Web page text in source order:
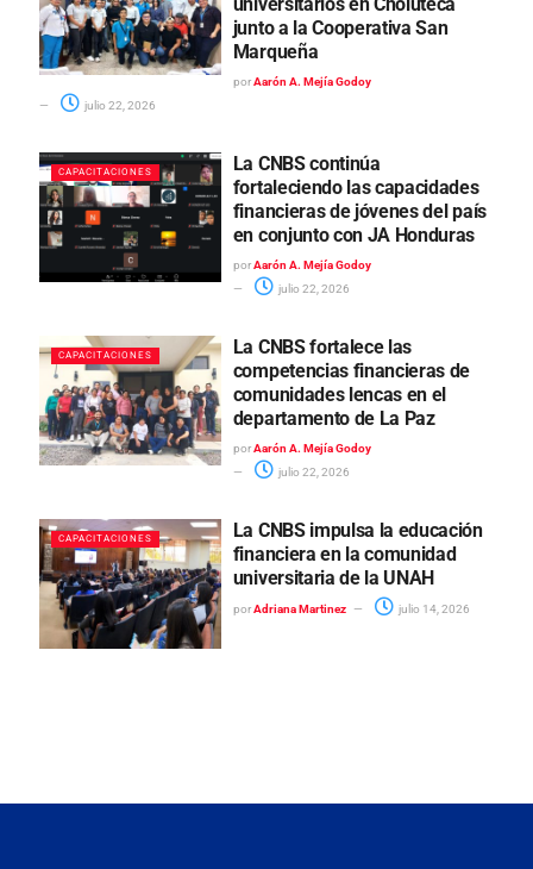
junto a la Cooperativa San
Marqueña
por Aarón A. Mejía Godoy
julio 22, 2026
CAPACITACIONES
La CNBS continúa
fortaleciendo las capacidades
financieras de jóvenes del país
en conjunto con JA Honduras
por Aarón A. Mejía Godoy
julio 22, 2026
CAPACITACIONES
La CNBS fortalece las
competencias financieras de
comunidades lencas en el
departamento de La Paz
por Aarón A. Mejía Godoy
julio 22, 2026
CAPACITACIONES
La CNBS impulsa la educación
financiera en la comunidad
universitaria de la UNAH
por Adriana Martinez julio 14, 2026